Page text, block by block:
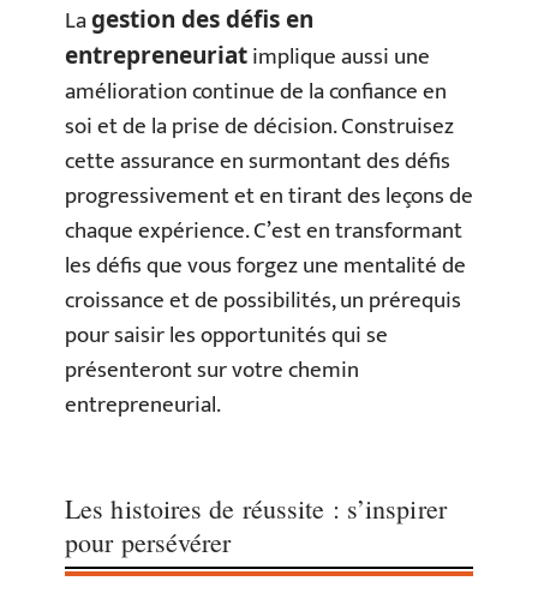
Lagestion des défis en
entrepreneuriatimplique aussi une
amélioration continue de la confiance en
soi et de la prise de décision. Construisez
cette assurance en surmontant des défis
progressivement et en tirant des leçons de
chaque expérience. C’est en transformant
les défis que vous forgez une mentalité de
croissance et de possibilités, un prérequis
pour saisir les opportunités qui se
présenteront sur votre chemin
entrepreneurial.
Les histoires de réussite : s’inspirer
pour persévérer